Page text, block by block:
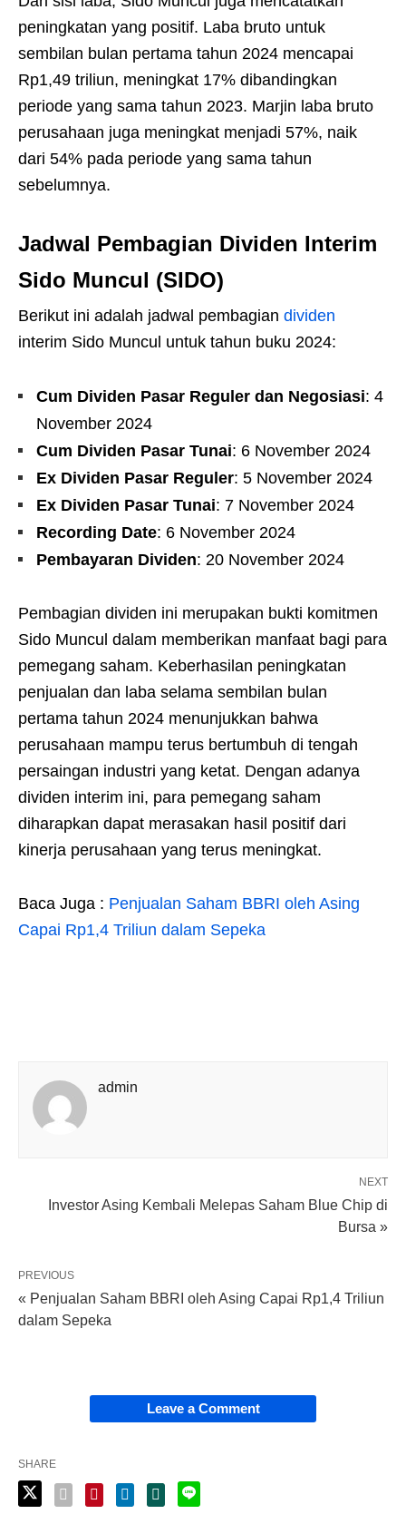
peningkatan yang positif. Laba bruto untuk
sembilan bulan pertama tahun 2024 mencapai
Rp1,49 triliun, meningkat 17% dibandingkan
periode yang sama tahun 2023. Marjin laba bruto
perusahaan juga meningkat menjadi 57%, naik
dari 54% pada periode yang sama tahun
sebelumnya.
Jadwal Pembagian Dividen Interim
Sido Muncul (SIDO)
Berikut ini adalah jadwal pembagian dividen
interim Sido Muncul untuk tahun buku 2024:
Cum Dividen Pasar Reguler dan Negosiasi: 4
November 2024
Cum Dividen Pasar Tunai: 6 November 2024
Ex Dividen Pasar Reguler: 5 November 2024
Ex Dividen Pasar Tunai: 7 November 2024
Recording Date: 6 November 2024
Pembayaran Dividen: 20 November 2024
Pembagian dividen ini merupakan bukti komitmen
Sido Muncul dalam memberikan manfaat bagi para
pemegang saham. Keberhasilan peningkatan
penjualan dan laba selama sembilan bulan
pertama tahun 2024 menunjukkan bahwa
perusahaan mampu terus bertumbuh di tengah
persaingan industri yang ketat. Dengan adanya
dividen interim ini, para pemegang saham
diharapkan dapat merasakan hasil positif dari
kinerja perusahaan yang terus meningkat.
Baca Juga : Penjualan Saham BBRI oleh Asing
Capai Rp1,4 Triliun dalam Sepeka
admin
NEXT
Investor Asing Kembali Melepas Saham Blue Chip di
Bursa »
PREVIOUS
« Penjualan Saham BBRI oleh Asing Capai Rp1,4 Triliun
dalam Sepeka
Leave a Comment
SHARE